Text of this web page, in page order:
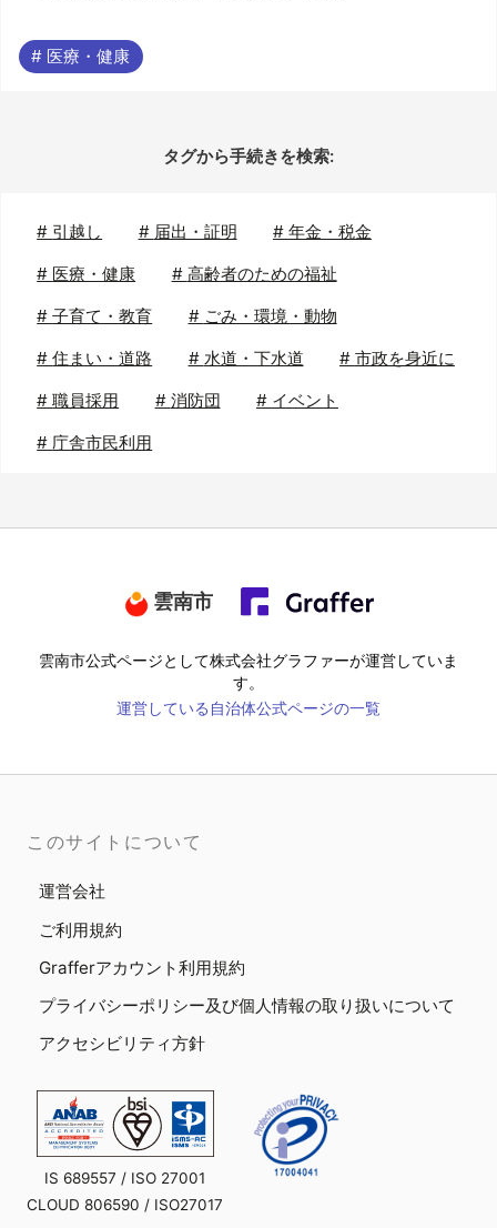
# 医療・健康
タグから手続きを検索:
# 引越し # 届出・証明 # 年金・税金
# 医療・健康 # 高齢者のための福祉
#子育て・教育 # ごみ・環境・動物
#住まい・道路 # 水道・下水道 # 市政を身近に
#職員採用 # 消防団 # イベント
#庁舎市民利用
雲南市
雲南市公式ページとして株式会社グラファーが運営していま
す。
運営している自治体公式ページの一覧
このサイトについて
運営会社
ご利用規約
Grafferアカウント利用規約
プライバシーポリシー及び個人情報の取り扱いについて
アクセシビリティ方針
IS 689557 / ISO 27001
CLOUD 806590 / ISO27017